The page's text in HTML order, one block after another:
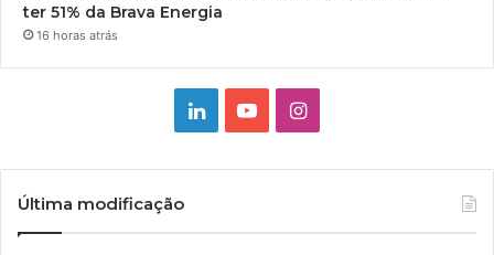
ter 51% da Brava Energia
16 horas atrás
LinkedinYouTubeInstagram
Última modificação